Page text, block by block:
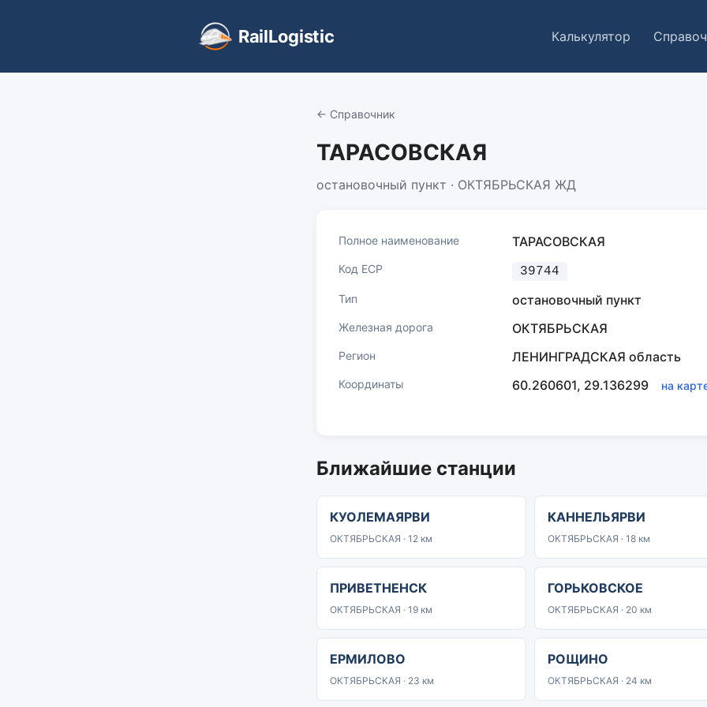
RailLogistic Калькулятор
← Справочник
ТАРАСОВСКАЯ
остановочный пункт · ОКТЯБРЬСКАЯ ЖД
Полное наименование ТАРАСОВСКАЯ
Код ЕСР 39744
Тип остановочный пункт
Железная дорога ОКТЯБРЬСКАЯ
Регион ЛЕНИНГРАДСКАЯ область
Координаты 60.260601, 29.136299 на
Ближайшие станции
КУОЛЕМАЯРВИ
ОКТЯБРЬСКАЯ · 12 км
КАННЕЛЬЯРВИ
ОКТЯБРЬСКАЯ · 18 км
ПРИВЕТНЕНСК
ОКТЯБРЬСКАЯ · 19 км
ГОРЬКОВСКОЕ
ОКТЯБРЬСКАЯ · 20 км
ЕРМИЛОВО
ОКТЯБРЬСКАЯ · 23 км
РОЩИНО
ОКТЯБРЬСКАЯ · 24 км